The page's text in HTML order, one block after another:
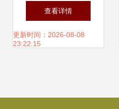
能企业销售增长的
核心引擎
查看详情
更新时间：2026-08-08
23:22:15